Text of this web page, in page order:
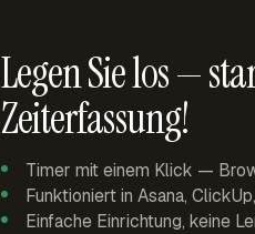
Legen Sie los —
Zeiterfassung!
Timer mit einem Klick —
Funktioniert in Asana,
Einfache Einrichtung, keine